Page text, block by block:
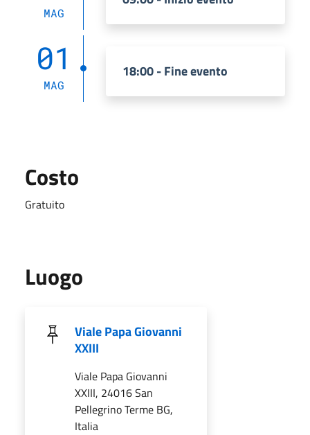
MAG
01
MAG
18:00 - Fine evento
Costo
Gratuito
Luogo
Viale Papa Giovanni
XXIII
Viale Papa Giovanni
XXIII, 24016 San
Pellegrino Terme BG,
Italia